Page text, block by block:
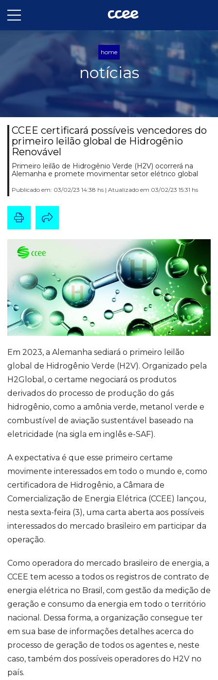
home
notícias
CCEE certificará possíveis vencedores do
primeiro leilão global de Hidrogênio
Renovável
Primeiro leilão de Hidrogênio Verde (H2V) ocorrerá na
Alemanha e promete movimentar setor elétrico global
Publicado em: 03/02/23 14:38 hs | Atualizado em 03/02/23 15:31 hs
Em 2023, a Alemanha sediará o primeiro leilão
global de Hidrogênio Verde (H2V). Organizado pela
H2Global, o certame negociará os produtos
derivados do processo de produção do gás
hidrogênio, como a amônia verde, metanol verde e
combustível de aviação sustentável baseado na
eletricidade (na sigla em inglês e-SAF).
A expectativa é que esse primeiro certame
movimente interessados em todo o mundo e, como
certificadora de Hidrogênio, a Câmara de
Comercialização de Energia Elétrica (CCEE) lançou,
nesta sexta-feira (3), uma carta aberta aos possíveis
interessados do mercado brasileiro em participar da
operação.
Como operadora do mercado brasileiro de energia, a
CCEE tem acesso a todos os registros de contrato de
energia elétrica no Brasil, com gestão da medição de
geração e consumo da energia em todo o território
nacional. Dessa forma, a organização consegue ter
em sua base de informações detalhes acerca do
processo de geração de todos os agentes e, neste
caso, também dos possíveis operadores do H2V no
país.